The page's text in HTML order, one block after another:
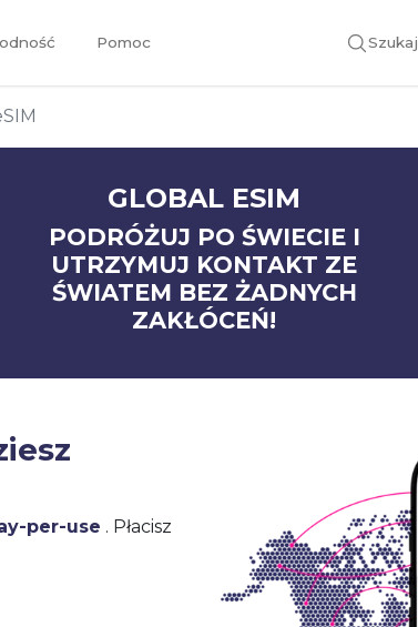
Pomoc Szukaj
GLOBAL ESIM
PODRÓŻUJ PO ŚWIECIE I
UTRZYMUJ KONTAKT ZE
ŚWIATEM BEZ ŻADNYCH
ZAKŁÓCEŃ!
per-use . Płacisz